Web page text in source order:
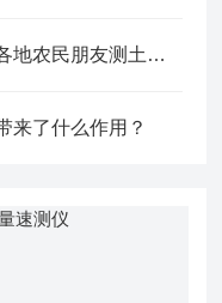
土壤肥料养分检测仪缓解了全国各地农民朋友测土配方施肥的需求
来了什么作用？